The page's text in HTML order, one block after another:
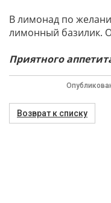
В лимонад по
лимонный базилик.
Приятного
Возврат к списку